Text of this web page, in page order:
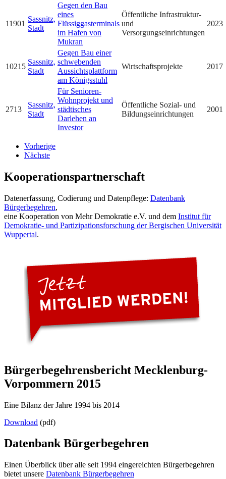
11901
Sassnitz,
Stadt
Gegen den Bau
eines
Flüssiggasterminals
im Hafen von
Mukran
Öffentliche Infrastruktur-
und
Versorgungseinrichtungen
2023
10215
Sassnitz,
Stadt
Gegen Bau einer
schwebenden
Aussichtsplattform
am Königsstuhl
Wirtschaftsprojekte 2017
2713
Sassnitz,
Stadt
Für Senioren-
Wohnprojekt und
städtisches
Darlehen an
Investor
Öffentliche Sozial- und
Bildungseinrichtungen
2001
Vorherige
Nächste
Kooperationspartnerschaft
Datenerfassung, Codierung und Datenpflege: Datenbank
Bürgerbegehren,
eine Kooperation von Mehr Demokratie e.V. und dem Institut für
Demokratie- und Partizipationsforschung der Bergischen Universität
Wuppertal.
Bürgerbegehrensbericht Mecklenburg-
Vorpommern 2015
Eine Bilanz der Jahre 1994 bis 2014
Download (pdf)
Datenbank Bürgerbegehren
Einen Überblick über alle seit 1994 eingereichten Bürgerbegehren
bietet unsere Datenbank Bürgerbegehren